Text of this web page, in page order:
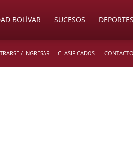
BOLÍVAR SUCESOS DEPORTES
/ INGRESAR CLASIFICADOS CONTACTO